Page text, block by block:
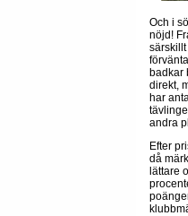
Och i
nöjd!
badkar
direkt,
har
andra
Efter
då
lättare